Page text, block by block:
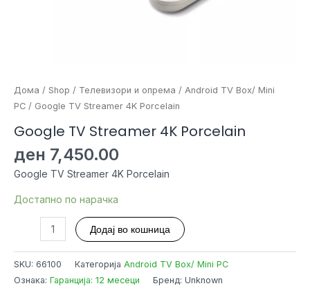
Дома / Shop / Телевизори и опрема / Android TV Box/ Mini
PC / Google TV Streamer 4K Porcelain
Google TV Streamer 4K Porcelain
ден 7,450.00
Google TV Streamer 4K Porcelain
Достапно по нарачка
Streamer
Додај во кошница
SKU: 66100 Категорија Android TV Box/ Mini PC
Ознака: Гаранција: 12 месеци Бренд: Unknown